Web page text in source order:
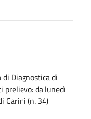
di Diagnostica di
prelievo: da lunedì
Carini (n. 34)